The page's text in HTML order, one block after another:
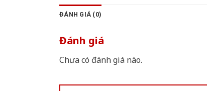
ĐÁNH GIÁ (0)
Đánh giá
Chưa có đánh giá nào.